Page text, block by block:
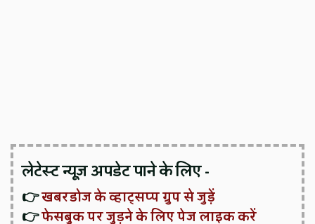
लेटेस्ट न्यूज़ अपडेट पाने के लिए -
👉खबरडोज के व्हाट्सप्प ग्रुप से जुड़ें
👉फेसबुक पर जुड़ने के लिए पेज लाइक करें